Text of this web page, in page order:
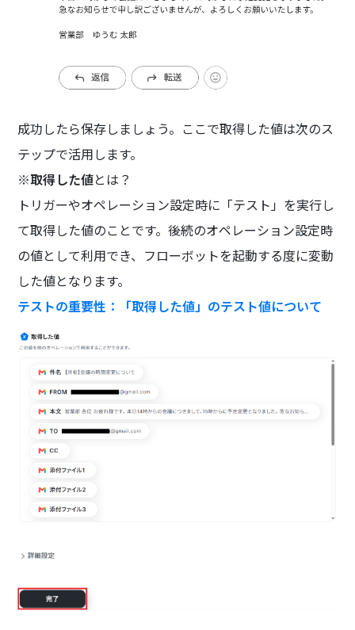
成功したら保存しましょう。ここで取得した値は次のス
テップで活用します。
※取得した値とは？
トリガーやオペレーション設定時に「テスト」を実行し
て取得した値のことです。後続のオペレーション設定時
の値として利用でき、フローボットを起動する度に変動
した値となります。
テストの重要性：「取得した値」のテスト値について